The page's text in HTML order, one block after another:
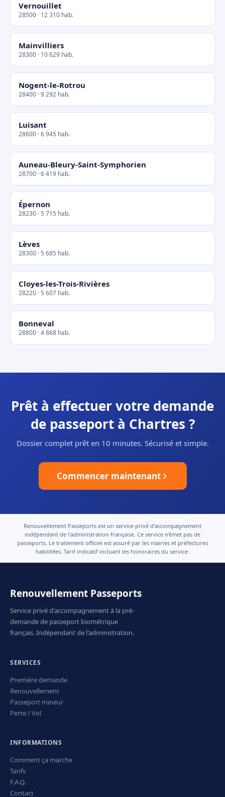
Vernouillet
28500 · 12 310 hab.
Mainvilliers
28300 · 10 629 hab.
Nogent-le-Rotrou
28400 · 9 292 hab.
Luisant
28600 · 6 945 hab.
Auneau-Bleury-Saint-Symphorien
28700 · 6 419 hab.
Épernon
28230 · 5 715 hab.
Lèves
28300 · 5 685 hab.
Cloyes-les-Trois-Rivières
28220 · 5 607 hab.
Bonneval
28800 · 4 868 hab.
Prêt à effectuer votre demande
de passeport à Chartres ?
Dossier complet prêt en 10 minutes. Sécurisé et simple.
Commencer maintenant
Renouvellement Passeports est un service privé d'accompagnement
indépendant de l'administration française. Ce service n'émet pas de
passeports. Le traitement officiel est assuré par les mairies et préfectures
habilitées. Tarif indicatif incluant les honoraires du service.
Renouvellement Passeports
Service privé d'accompagnement à la pré-
demande de passeport biométrique
français. Indépendant de l'administration.
SERVICES
Première demande
Renouvellement
Passeport mineur
Perte / Vol
INFORMATIONS
Comment ça marche
Tarifs
F.A.Q.
Contact